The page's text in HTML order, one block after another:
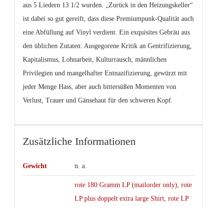
aus 5 Liedern 13 1/2 wurden. „Zurück in den Heizungskeller“
ist dabei so gut gereift, dass diese Premiumpunk-Qualität auch
eine Abfüllung auf Vinyl verdient. Ein exquisites Gebräu aus
den üblichen Zutaten: Ausgegorene Kritik an Gentrifizierung,
Kapitalismus, Lohnarbeit, Kulturrausch, männlichen
Privilegien und mangelhafter Entnazifizierung, gewürzt mit
jeder Menge Hass, aber auch bittersüßen Momenten von
Verlust, Trauer und Gänsehaut für den schweren Kopf.
Zusätzliche Informationen
Gewicht n. a.
rote 180 Gramm LP (mailorder only), rote
LP plus doppelt extra large Shirt, rote LP